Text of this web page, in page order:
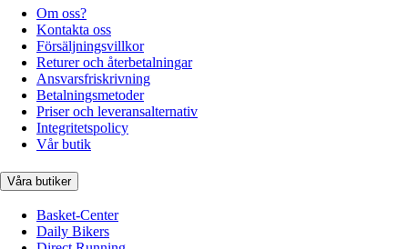
Om oss?
Kontakta oss
Försäljningsvillkor
Returer och återbetalningar
Ansvarsfriskrivning
Betalningsmetoder
Priser och leveransalternativ
Integritetspolicy
Vår butik
Våra butiker
Basket-Center
Daily Bikers